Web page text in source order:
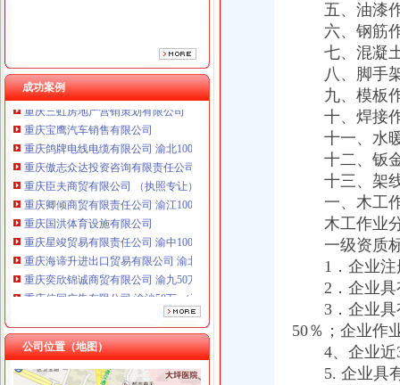
成功案例
重庆鸽牌电线电缆有限公司 渝北10010万 (进出口权)
重庆傲志众达投资咨询有限责任公司 渝九1000万 （增资）
重庆臣夫商贸有限公司 （执照专让）
重庆卿倾商贸有限责任公司 渝江100万 （工商注册）
重庆国洪体育设施有限公司
重庆星竣贸易有限责任公司 渝中100万 （进出口权）
重庆海谛升进出口贸易有限公司 渝北100万 （进出口权）
重庆奕欣锦诚商贸有限公司 渝九50万 （工商注册）
重庆信同广告有限公司 渝沙50万 （工商注册）
重庆三虹房地产营销策划有限公司
重庆鸽牌电线电缆有限公司 渝北10010万 (进出口权)
重庆傲志众达投资咨询有限责任公司 渝九1000万 （增资）
重庆臣夫商贸有限公司 （执照专让）
重庆卿倾商贸有限责任公司 渝江100万 （工商注册）
公司位置（地图）
五、油漆作
六、钢筋作
七、混凝土
八、脚手架
九、模板作
十、焊接作
十一、水暖
十二、钣金
十三、架线
一、木工作
木工作业分
一级资质
1．企业注
2．企业具有
3．企业具有
50％；企业作
4、企业近3
5. 企业具有